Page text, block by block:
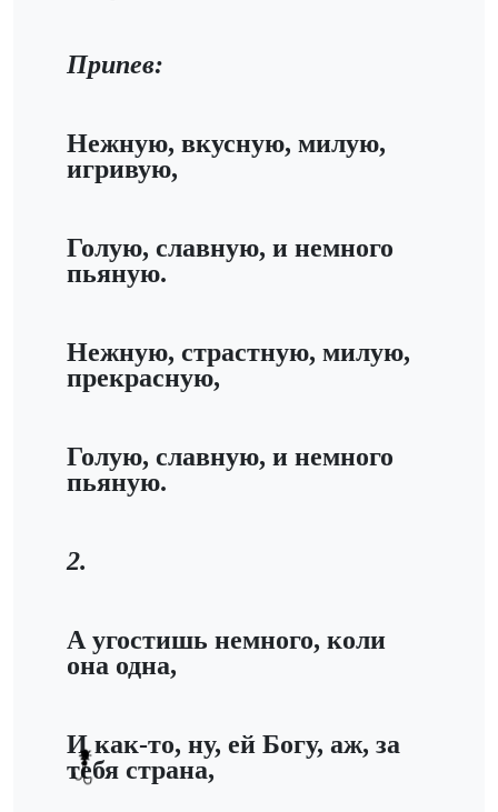
Припев:
Нежную, вкусную, милую,
игривую,
Голую, славную, и немного
пьяную.
Нежную, страстную, милую,
прекрасную,
Голую, славную, и немного
пьяную.
2.
А угостишь немного, коли
она одна,
И как-то, ну, ей Богу, аж, за
тебя страна,